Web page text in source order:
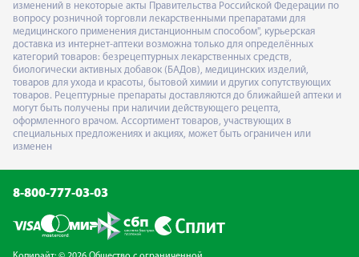
изменений в некоторые акты Правительства Российской Федерации по
вопросу розничной торговли лекарственными препаратами для
медицинского применения дистанционным способом", курьерская
доставка из интернет-аптеки возможна только для определённых
категорий товаров: безрецептурных лекарственных средств,
биологически активных добавок (БАДов), медицинских изделий,
товаров для ухода и красоты, бытовой химии и других сопутствующих
товаров. Рецептурные препараты доставляются до ближайшей аптеки и
могут быть получены при наличии действующего рецепта,
оформленного врачом. Ассортимент товаров, участвующих в
специальных предложениях и акциях, может быть ограничен или
изменен
8-800-777-03-03